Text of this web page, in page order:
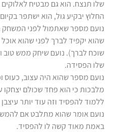
שלו תנצח. הוא גם מבטיח
החלוץ יבקיע גול, הוא ישתפר
נועם מספר שאתמול לפני המשחק
שהוא יקפיד לברך לפני שהוא
שוכח לברך). נועם שיחק ממש טוב
שלו הפסידה.
נועם מספר שהוא היה עצוב, כעוס
מלבכות כי הוא פחד שכולם יצחקו
ללמוד להפסיד וזה עוד יותר עיצבן
נועם אומר שהוא מתלבט אם
באמת מאוד קשה לו להפסיד.